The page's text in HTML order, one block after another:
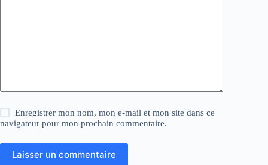
Enregistrer mon nom, mon e-mail et mon site dans ce
navigateur pour mon prochain commentaire.
Laisser un commentaire